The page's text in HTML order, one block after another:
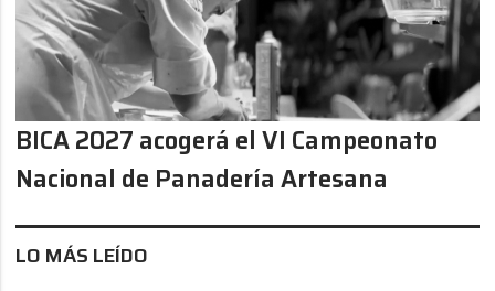
LO MÁS LEÍDO
BICA 2027 acogerá el VI Campeonato
Nacional de Panadería Artesana